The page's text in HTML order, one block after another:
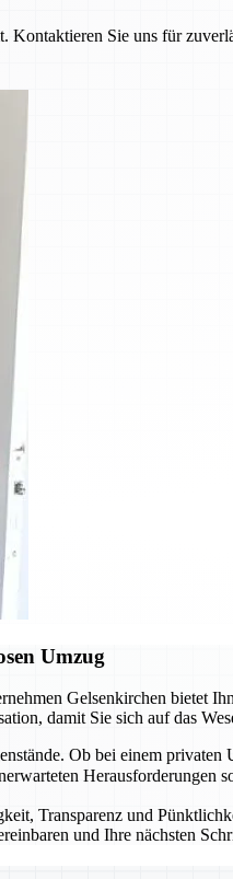
Kontaktieren Sie uns für
Umzug
Gelsenkirchen bietet
damit Sie sich auf das
Ob bei einem
Herausforderungen
Transparenz und
und Ihre nächsten